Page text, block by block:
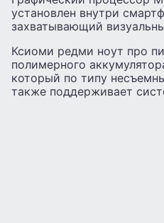
установлен внутри
захватывающий
Ксиоми редми ноут про
полимерного
который по типу
также поддерживает